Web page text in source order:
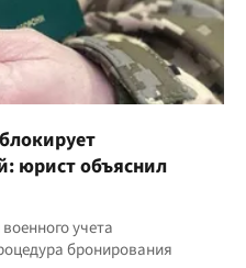
юрист объяснил
учета
бронирования